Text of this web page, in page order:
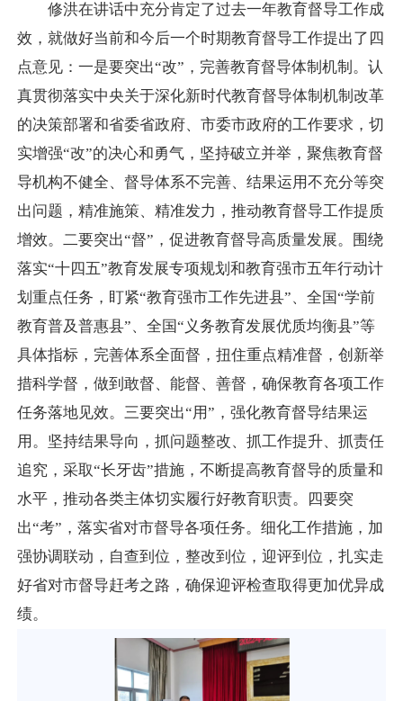
修洪在讲话中充分肯定了过去一年教育督导工作成
效，就做好当前和今后一个时期教育督导工作提出了四
点意见：一是要突出“改”，完善教育督导体制机制。认
真贯彻落实中央关于深化新时代教育督导体制机制改革
的决策部署和省委省政府、市委市政府的工作要求，切
实增强“改”的决心和勇气，坚持破立并举，聚焦教育督
导机构不健全、督导体系不完善、结果运用不充分等突
出问题，精准施策、精准发力，推动教育督导工作提质
增效。二要突出“督”，促进教育督导高质量发展。围绕
落实“十四五”教育发展专项规划和教育强市五年行动计
划重点任务，盯紧“教育强市工作先进县”、全国“学前
教育普及普惠县”、全国“义务教育发展优质均衡县”等
具体指标，完善体系全面督，扭住重点精准督，创新举
措科学督，做到敢督、能督、善督，确保教育各项工作
任务落地见效。三要突出“用”，强化教育督导结果运
用。坚持结果导向，抓问题整改、抓工作提升、抓责任
追究，采取“长牙齿”措施，不断提高教育督导的质量和
水平，推动各类主体切实履行好教育职责。四要突
出“考”，落实省对市督导各项任务。细化工作措施，加
强协调联动，自查到位，整改到位，迎评到位，扎实走
好省对市督导赶考之路，确保迎评检查取得更加优异成
绩。